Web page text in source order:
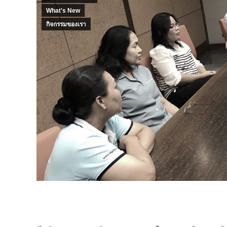
What's New
กิจกรรมของเรา